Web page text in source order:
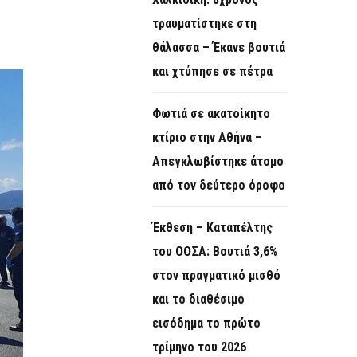
M
τραυματίστηκε στη
θάλασσα – Έκανε βουτιά
και χτύπησε σε πέτρα
Φωτιά σε ακατοίκητο
κτίριο στην Αθήνα –
Απεγκλωβίστηκε άτομο
από τον δεύτερο όροφο
Έκθεση – Καταπέλτης
του ΟΟΣΑ: Βουτιά 3,6%
στον πραγματικό μισθό
και το διαθέσιμο
εισόδημα το πρώτο
τρίμηνο του 2026